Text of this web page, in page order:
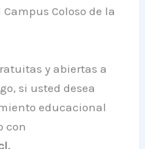
Coloso de la
y abiertas a
si usted desea
educacional
con